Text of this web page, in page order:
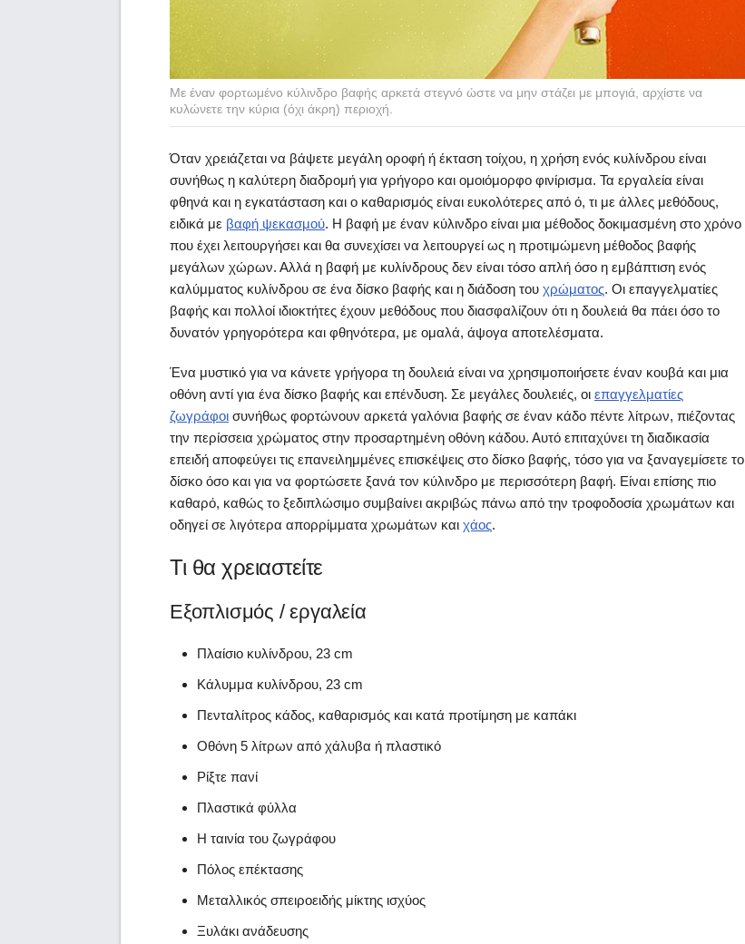
Με έναν φορτωμένο κύλινδρο βαφής αρκετά στεγνό ώστε να μην στάζει με μπογιά, αρχίστε να
κυλώνετε την κύρια (όχι άκρη) περιοχή.
Όταν χρειάζεται να βάψετε μεγάλη οροφή ή έκταση τοίχου, η χρήση ενός κυλίνδρου είναι
συνήθως η καλύτερη διαδρομή για γρήγορο και ομοιόμορφο φινίρισμα. Τα εργαλεία είναι
φθηνά και η εγκατάσταση και ο καθαρισμός είναι ευκολότερες από ό, τι με άλλες μεθόδους,
ειδικά με βαφή ψεκασμού. Η βαφή με έναν κύλινδρο είναι μια μέθοδος δοκιμασμένη στο χρόνο
που έχει λειτουργήσει και θα συνεχίσει να λειτουργεί ως η προτιμώμενη μέθοδος βαφής
μεγάλων χώρων. Αλλά η βαφή με κυλίνδρους δεν είναι τόσο απλή όσο η εμβάπτιση ενός
καλύμματος κυλίνδρου σε ένα δίσκο βαφής και η διάδοση του χρώματος. Οι επαγγελματίες
βαφής και πολλοί ιδιοκτήτες έχουν μεθόδους που διασφαλίζουν ότι η δουλειά θα πάει όσο το
δυνατόν γρηγορότερα και φθηνότερα, με ομαλά, άψογα αποτελέσματα.
Ένα μυστικό για να κάνετε γρήγορα τη δουλειά είναι να χρησιμοποιήσετε έναν κουβά και μια
οθόνη αντί για ένα δίσκο βαφής και επένδυση. Σε μεγάλες δουλειές, οι επαγγελματίες
ζωγράφοι συνήθως φορτώνουν αρκετά γαλόνια βαφής σε έναν κάδο πέντε λίτρων, πιέζοντας
την περίσσεια χρώματος στην προσαρτημένη οθόνη κάδου. Αυτό επιταχύνει τη διαδικασία
επειδή αποφεύγει τις επανειλημμένες επισκέψεις στο δίσκο βαφής, τόσο για να ξαναγεμίσετε το
δίσκο όσο και για να φορτώσετε ξανά τον κύλινδρο με περισσότερη βαφή. Είναι επίσης πιο
καθαρό, καθώς το ξεδιπλώσιμο συμβαίνει ακριβώς πάνω από την τροφοδοσία χρωμάτων και
οδηγεί σε λιγότερα απορρίμματα χρωμάτων και χάος.
Τι θα χρειαστείτε
Εξοπλισμός / εργαλεία
Πλαίσιο κυλίνδρου, 23 cm
Κάλυμμα κυλίνδρου, 23 cm
Πενταλίτρος κάδος, καθαρισμός και κατά προτίμηση με καπάκι
Οθόνη 5 λίτρων από χάλυβα ή πλαστικό
Ρίξτε πανί
Πλαστικά φύλλα
Η ταινία του ζωγράφου
Πόλος επέκτασης
Μεταλλικός σπειροειδής μίκτης ισχύος
Ξυλάκι ανάδευσης